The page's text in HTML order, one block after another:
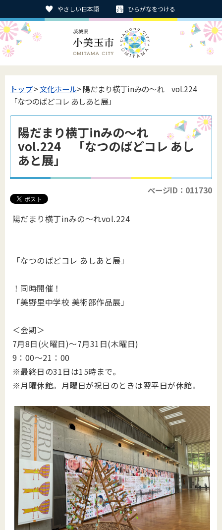
やさしい日本語 ひらがなをつける
トップ>文化ホール> 陽だまり横丁inみの～れ vol.224
「なつのばどコレ あしあと展」
陽だまり横丁inみの～れ
vol.224 「なつのばどコレ あし
あと展」
ページID：011730
陽だまり横丁inみの～れvol.224
「なつのばどコレ あしあと展」
！同時開催！
「美野里中学校 美術部作品展」
＜会期＞
7月8日(火曜日)～7月31日(木曜日)
9：00～21：00
※最終日の31日は15時まで。
※月曜休館。月曜日が祝日のときは翌平日が休館。